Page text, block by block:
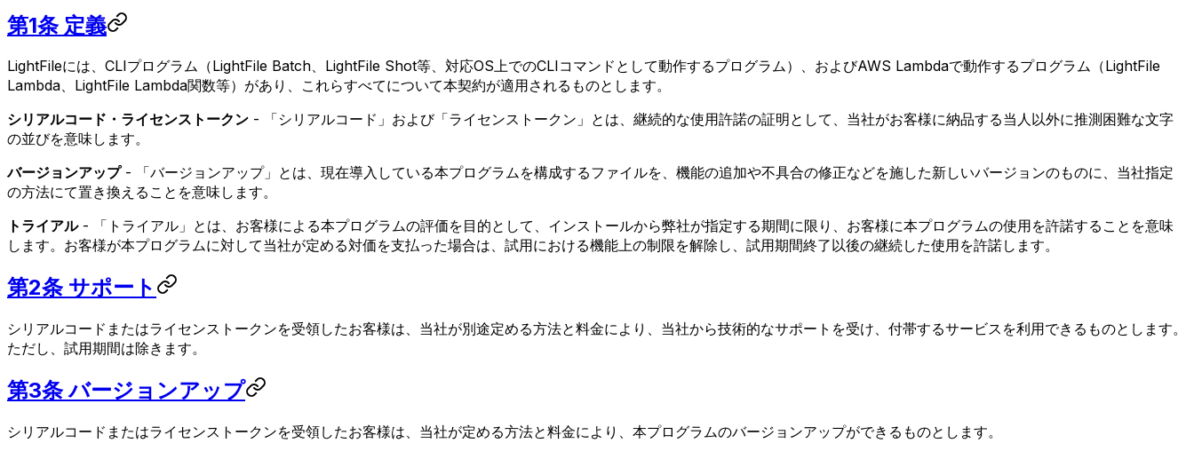
第1条 定義
LightFileには、CLIプログラム（LightFile Batch、LightFile Shot等、対応OS上でのCLIコマンドとして動作するプログラム）、およびAWS Lambdaで動作するプログラム（LightFile
Lambda、LightFile Lambda関数等）があり、これらすべてについて本契約が適用されるものとします。
シリアルコード・ライセンストークン - 「シリアルコード」および「ライセンストークン」とは、継続的な使用許諾の証明として、当社がお客様に納品する当人以外に推測困難な文字
の並びを意味します。
バージョンアップ- 「バージョンアップ」とは、現在導入している本プログラムを構成するファイルを、機能の追加や不具合の修正などを施した新しいバージョンのものに、当社指定
の方法にて置き換えることを意味します。
トライアル- 「トライアル」とは、お客様による本プログラムの評価を目的として、インストールから弊社が指定する期間に限り、お客様に本プログラムの使用を許諾することを意味
します。お客様が本プログラムに対して当社が定める対価を支払った場合は、試用における機能上の制限を解除し、試用期間終了以後の継続した使用を許諾します。
第2条 サポート
シリアルコードまたはライセンストークンを受領したお客様は、当社が別途定める方法と料金により、当社から技術的なサポートを受け、付帯するサービスを利用できるものとします。
ただし、試用期間は除きます。
第3条 バージョンアップ
シリアルコードまたはライセンストークンを受領したお客様は、当社が定める方法と料金により、本プログラムのバージョンアップができるものとします。